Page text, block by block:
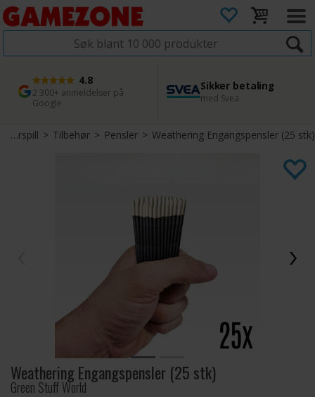
4.8
2 300+ anmeldelser på
Google
Sikker betaling
med Svea
1 dags levering
Bestill innen kl. 12
45 dager returfrist
Enkel retur
Miniatyrspill >Tilbehør> Pensler>Weathering Engangspensler (25 stk)
Weathering Engangspensler (25 stk)
Green Stuff World